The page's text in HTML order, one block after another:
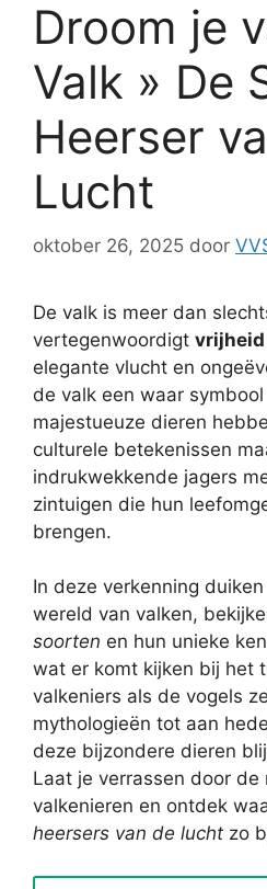
Droom je
Valk » De
Heerser
Lucht
oktober 26, 2025 door
De valk is meer dan
vertegenwoordigt vrijheid
elegante vlucht en
de valk een waar
majestueuze dieren
culturele betekenissen
indrukwekkende jagers
zintuigen die hun
brengen.
In deze verkenning
wereld van valken,
soorten en hun unieke
wat er komt kijken bij het
valkeniers als de vogels
mythologieën tot aan
deze bijzondere dieren
Laat je verrassen door de
valkenieren en ontdek
heersers van de lucht zo